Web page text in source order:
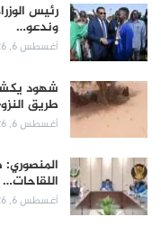
رئيس
وندعو…
أغسطس 6, 2026
طريق
أغسطس 6, 2026
المنصوري:
اللقاحات…
أغسطس 6, 2026